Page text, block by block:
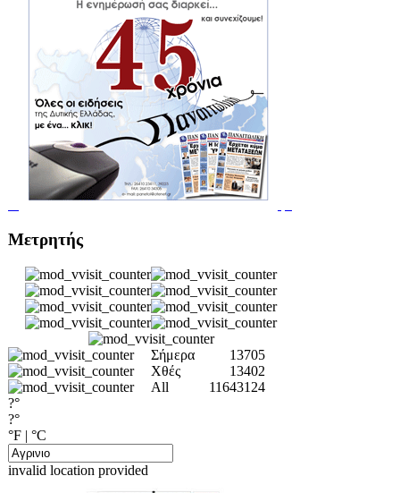
Μετρητής
Σήμερα
13705
Χθές
13402
All
11643124
?°
?°
°F | °C
invalid location provided